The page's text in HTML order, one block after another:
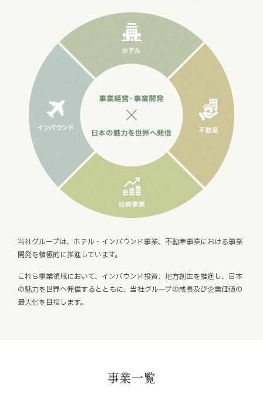
お問い合わせ
免責事項 勧誘方針
当社グループは、ホテル・インバウンド事業、不動産事業における事業
開発を積極的に推進しています。
これら事業領域において、インバウンド投資、地方創生を推進し、日本
の魅力を世界へ発信するとともに、当社グループの成長及び企業価値の
最大化を目指します。
事業一覧